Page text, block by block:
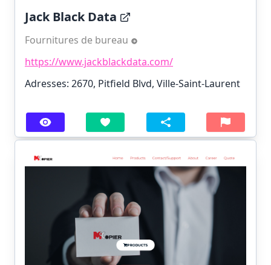
Jack Black Data
Fournitures de bureau
https://www.jackblackdata.com/
Adresses: 2670, Pitfield Blvd, Ville-Saint-Laurent